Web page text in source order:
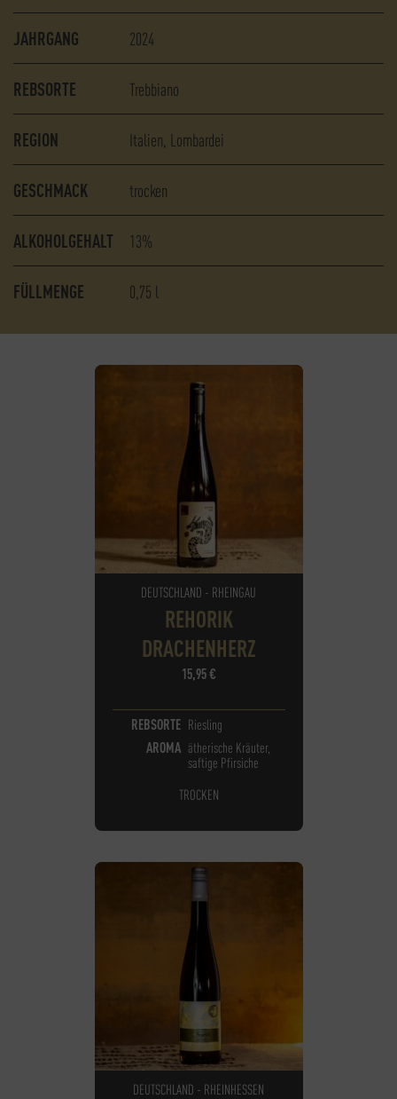
JAHRGANG 2024
REBSORTE Trebbiano
REGION Italien, Lombardei
GESCHMACK trocken
ALKOHOLGEHALT 13%
FÜLLMENGE 0,75 l
DEUTSCHLAND - RHEINGAU
REHORIK
DRACHENHERZ
15,95€
REBSORTE Riesling
AROMA ätherische Kräuter,
saftige Pfirsiche
TROCKEN
DEUTSCHLAND - RHEINHESSEN